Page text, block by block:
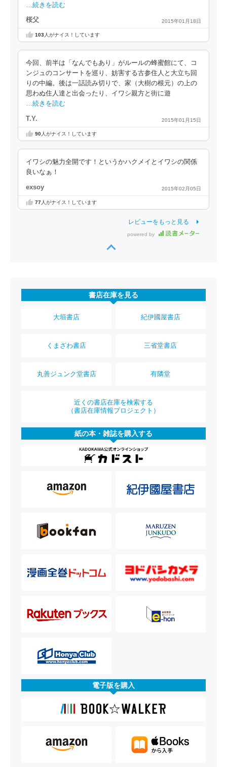
…続きを読む
桜父 2015年01月18日
103人がナイス！しています
今回、前半は「なんでもあり」がルールの蜂蜜館にて、コ
ンジュのコンサートを巡り、妨害する古参住人と大立ち回
りの中編。後は一話読み切りで、家（大樹の根元）の上の
思わぬ住人達と出会ったり、イワシ親方と街に遊
…続きを読む
T.Y. 2015年01月15日
90人がナイス！しています
イワシの魅力全開です！というかハクメイとイワシの関係
良いなぁ！
exsoy 2015年02月05日
77人がナイス！しています
レビューをもっと見る
powered by
書店在庫を見る
大垣書店 紀伊國屋書店
くまざわ書店 三省堂書店
丸善ジュンク堂書店 有隣堂
近くの書店在庫を検索する
（書店在庫情報プロジェクト）
紙の本・雑誌を購入する
電子版を購入